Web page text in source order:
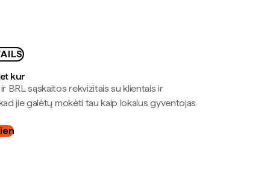
kur
ir BRL sąskaitos rekvizitais su klientais ir
jie galėtų mokėti tau kaip lokalus gyventojas